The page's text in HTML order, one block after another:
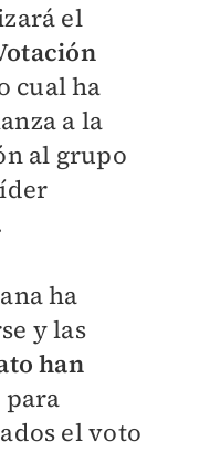
el
cual ha
a la
al grupo
ha
y las
han
para
el voto